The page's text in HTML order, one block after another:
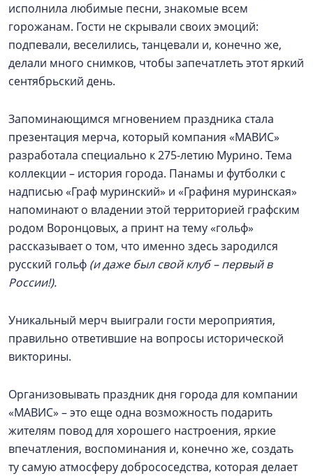
исполнила любимые песни, знакомые всем
горожанам. Гости не скрывали своих эмоций:
подпевали, веселились, танцевали и, конечно же,
делали много снимков, чтобы запечатлеть этот яркий
сентябрьский день.
Запоминающимся мгновением праздника стала
презентация мерча, который компания «МАВИС»
разработала специально к 275-летию Мурино. Тема
коллекции – история города. Панамы и футболки с
надписью «Граф муринский» и «Графиня муринская»
напоминают о владении этой территорией графским
родом Воронцовых, а принт на тему «гольф»
рассказывает о том, что именно здесь зародился
русский гольф (и даже был свой клуб – первый в
России!).
Уникальный мерч выиграли гости мероприятия,
правильно ответившие на вопросы исторической
викторины.
Организовывать праздник дня города для компании
«МАВИС» – это еще одна возможность подарить
жителям повод для хорошего настроения, яркие
впечатления, воспоминания и, конечно же, создать
ту самую атмосферу добрососедства, которая делает